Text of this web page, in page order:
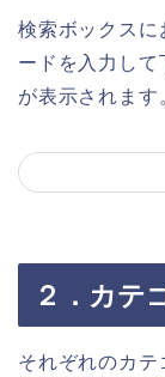
検索ボックスに
ードを入力して
が表示されます
２．カテ
それぞれのカテ